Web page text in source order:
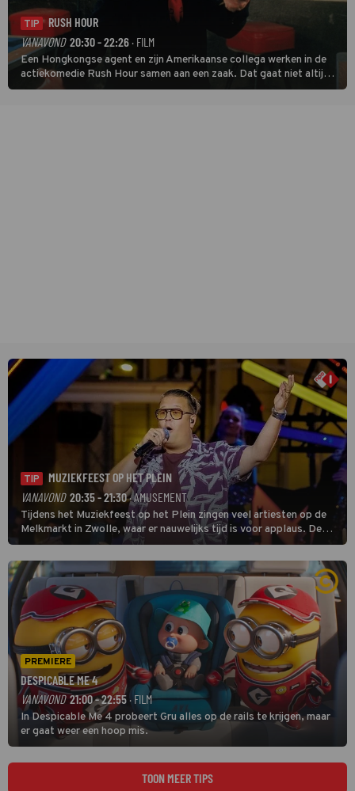
TIP
RUSH HOUR
VANAVOND 20:30 - 22:26 · FILM
Een Hongkongse agent en zijn Amerikaanse collega werken in de
actiekomedie Rush Hour samen aan een zaak. Dat gaat niet altijd
van een leien dakje.
TIP
MUZIEKFEEST OP HET PLEIN
VANAVOND 20:35 - 21:30· AMUSEMENT
Tijdens het Muziekfeest op het Plein zingen veel artiesten op de
Melkmarkt in Zwolle, waar er nauwelijks tijd is voor applaus. De
grootste namen zijn André Hazes, Jannes, René Froger en
natuurlijk Rutger van Barneveld met zijn hit Zwoele Zomernachten.
PREMIERE
DESPICABLE ME 4
VANAVOND 21:00 - 22:55 · FILM
In Despicable Me 4 probeert Gru alles op de rails te krijgen, maar
er gaat weer een hoop mis.
TOON MEER TIPS